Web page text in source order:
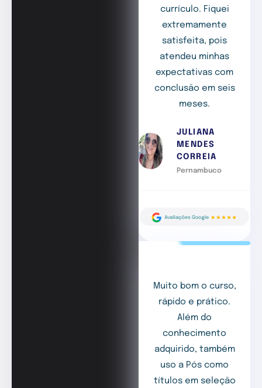
currículo. Fiquei
extremamente
satisfeita, pois
atendeu minhas
expectativas com
conclusão em seis
meses.
JULIANA
MENDES
CORREIA
Pernambuco
Muito bom o curso,
rápido e prático.
Além do
conhecimento
adquirido, também
uso a Pós como
títulos em seleção